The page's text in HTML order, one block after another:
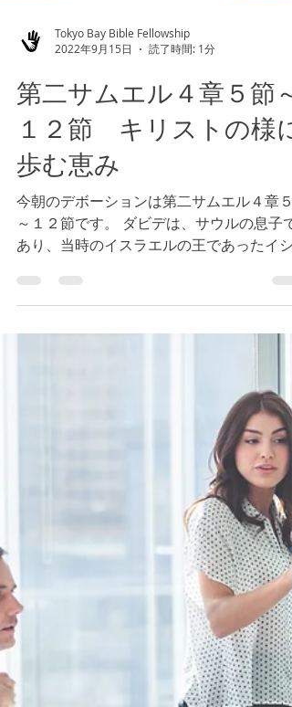
Tokyo Bay Bible Fellowship
2022年9月15日
読了時間: 1分
第二サムエル４章５節～
１２節 キリストの様に
歩む恵み
～１２節です。 ダビデは、サウルの息子で
あり、当時のイスラエルの王であったイシ
ボシュテを殺害した、その家来たちを殺害
ました。 この箇所では二つの点を見ること
ができます。一つは、ダビデが敬意を示し
イスラエルの王であったサウルの血筋...